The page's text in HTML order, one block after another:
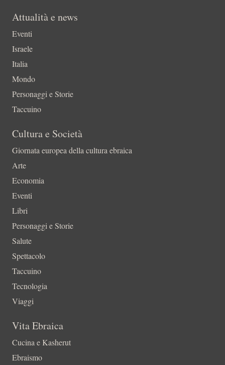
Attualità e news
Eventi
Israele
Italia
Mondo
Personaggi e Storie
Taccuino
Cultura e Società
Giornata europea della cultura ebraica
Arte
Economia
Eventi
Libri
Personaggi e Storie
Salute
Spettacolo
Taccuino
Tecnologia
Viaggi
Vita Ebraica
Cucina e Kasherut
Ebraismo